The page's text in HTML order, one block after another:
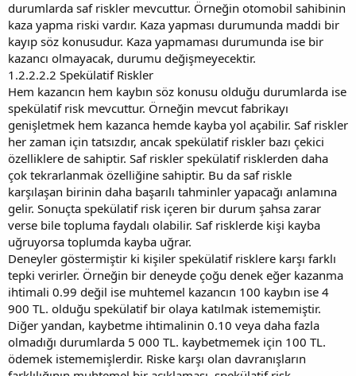
durumlarda saf riskler mevcuttur. Örneğin otomobil sahibinin
kaza yapma riski vardır. Kaza yapması durumunda maddi bir
kayıp söz konusudur. Kaza yapmaması durumunda ise bir
kazancı olmayacak, durumu değişmeyecektir.
1.2.2.2.2 Spekülatif Riskler
Hem kazancın hem kaybın söz konusu olduğu durumlarda ise
spekülatif risk mevcuttur. Örneğin mevcut fabrikayı
genişletmek hem kazanca hemde kayba yol açabilir. Saf riskler
her zaman için tatsızdır, ancak spekülatif riskler bazı çekici
özelliklere de sahiptir. Saf riskler spekülatif risklerden daha
çok tekrarlanmak özelliğine sahiptir. Bu da saf riskle
karşılaşan birinin daha başarılı tahminler yapacağı anlamına
gelir. Sonuçta spekülatif risk içeren bir durum şahsa zarar
verse bile topluma faydalı olabilir. Saf risklerde kişi kayba
uğruyorsa toplumda kayba uğrar.
Deneyler göstermiştir ki kişiler spekülatif risklere karşı farklı
tepki verirler. Örneğin bir deneyde çoğu denek eğer kazanma
ihtimali 0.99 değil ise muhtemel kazancın 100 kaybın ise 4
900 TL. olduğu spekülatif bir olaya katılmak istememiştir.
Diğer yandan, kaybetme ihtimalinin 0.10 veya daha fazla
olmadığı durumlarda 5 000 TL. kaybetmemek için 100 TL.
ödemek istememişlerdir. Riske karşı olan davranışların